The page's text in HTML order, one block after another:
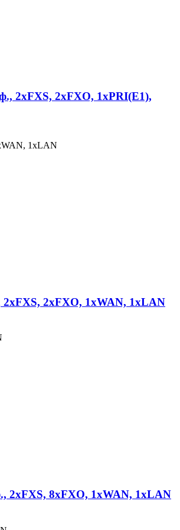
2хFXS, 2xFXO, 1xPRI(E1),
1xLAN
2хFXS, 2xFXO, 1xWAN, 1xLAN
2хFXS, 8xFXO, 1xWAN, 1xLAN